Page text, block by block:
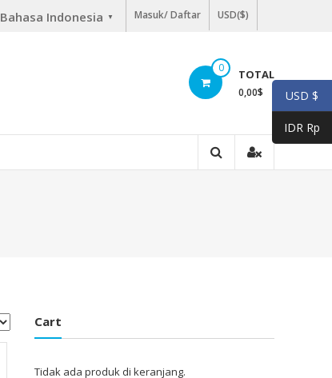
Bahasa Indonesia ▼ Masuk/ Daftar USD($)
0 TOTAL
0,00$
Cart
Tidak ada produk di keranjang.
USD $
IDR Rp